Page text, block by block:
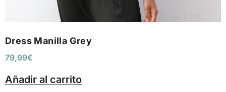
Dress Manilla Grey
79,99€
Añadir al carrito